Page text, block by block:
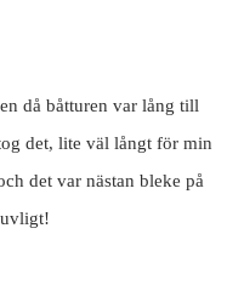
då båtturen var lång till
det, lite väl långt för min
det var nästan bleke på